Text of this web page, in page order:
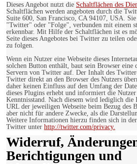
Dieses Angebot nutzt die Schaltflächen des
Schaltflächen werden angeboten durch die
Suite 600, San Francisco, CA 94107, USA.
"Twitter" oder "Folge", verbunden mit einem
erkennbar. Mit Hilfe der Schaltflächen ist es
Seite dieses Angebotes bei Twitter zu teilen
zu folgen.
Wenn ein Nutzer eine Webseite dieses
solchen Button enthält, baut sein Browser
Servern von Twitter auf. Der Inhalt des
Twitter direkt an den Browser des Nutzers
daher keinen Einfluss auf den Umfang der
dieses Plugins erhebt und informiert die Nutzer
Kenntnisstand. Nach diesem wird lediglich die
URL der jeweiligen Webseite beim Bezug des
aber nicht für andere Zwecke, als die
Weitere Informationen hierzu finden sich in
Twitter unter http://twitter.com/privacy.
Widerruf,
Berichtigungen und